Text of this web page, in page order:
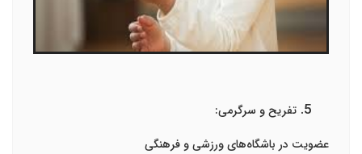
تفریح و سرگرمی:
عضویت در باشگاه‌های ورزشی و فرهنگی